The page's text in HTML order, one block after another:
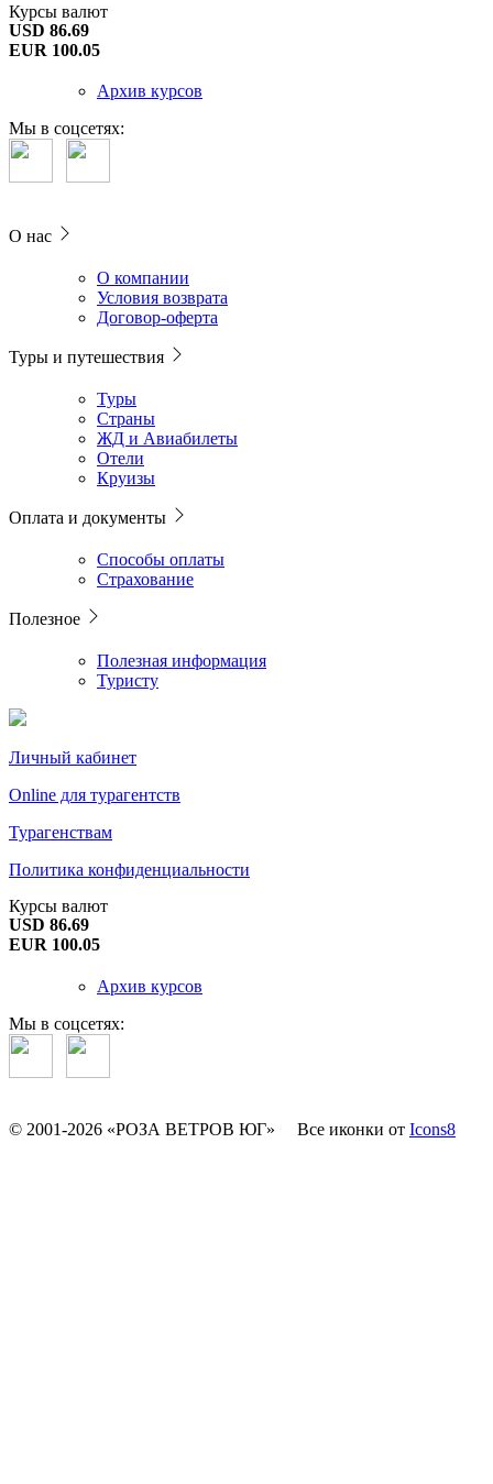
Курсы валют
USD 86.69
EUR 100.05
Архив курсов
Мы в соцсетях:
О нас
О компании
Условия возврата
Договор-оферта
Туры и путешествия
Туры
Страны
ЖД и Авиабилеты
Отели
Круизы
Оплата и документы
Способы оплаты
Страхование
Полезное
Полезная информация
Туристу
Личный кабинет
Online для турагентств
Турагенствам
Политика конфиденциальности
Курсы валют
USD 86.69
EUR 100.05
Архив курсов
Мы в соцсетях:
© 2001-2026 «РОЗА ВЕТРОВ ЮГ» Все иконки от Icons8